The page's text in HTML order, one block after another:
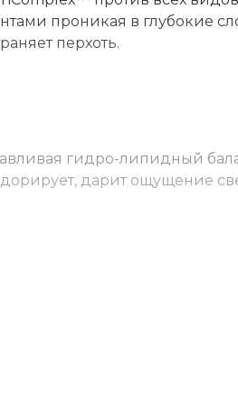
проникая в глубокие
перхоть.
гидро-липидный
дарит ощущение
Подходит для